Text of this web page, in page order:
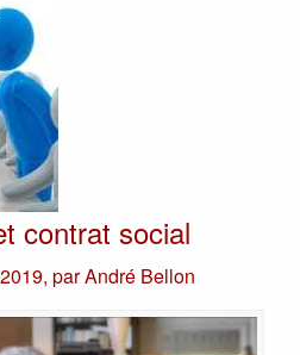
contrat social
, parAndré Bellon